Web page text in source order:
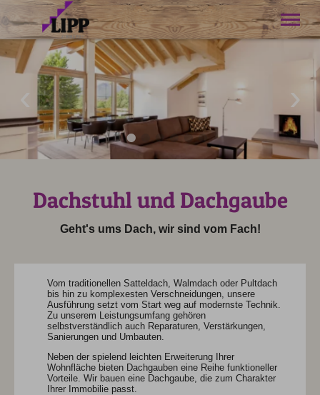
Willkommen
Projekte
Leistungen
Über uns
Kontakt
Anfahrt
Dachstuhl und Dachgaube
Geht's ums Dach, wir sind vom Fach!
Vom traditionellen Satteldach, Walmdach oder Pultdach
bis hin zu komplexesten Verschneidungen, unsere
Ausführung setzt vom Start weg auf modernste Technik.
Zu unserem Leistungsumfang gehören
selbstverständlich auch Reparaturen, Verstärkungen,
Sanierungen und Umbauten.
Neben der spielend leichten Erweiterung Ihrer
Wohnfläche bieten Dachgauben eine Reihe funktioneller
Vorteile. Wir bauen eine Dachgaube, die zum Charakter
Ihrer Immobilie passt.